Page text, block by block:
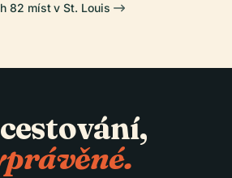
82 míst v St. Louis